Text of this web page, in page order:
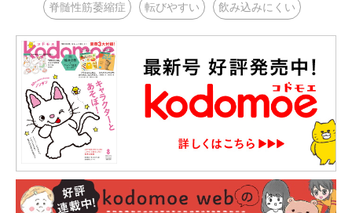
脊髄性筋萎縮症 転びやすい 飲み込みにくい